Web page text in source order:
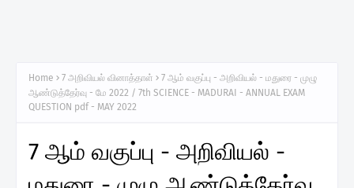
Home 7 அறிவியல் வினாத்தாள்
7 ஆம் வகுப்பு - அறிவியல் - மதுரை - முழு
ஆண்டுத்தேர்வு - மே 2022 / 7th SCIENCE - MADURAI - ANNUAL EXAM
QUESTION pdf - MAY 2022
7 ஆம் வகுப்பு - அறிவியல் -